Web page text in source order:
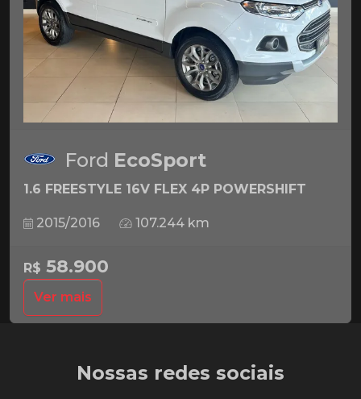
Ford EcoSport
1.6 FREESTYLE 16V FLEX 4P POWERSHIFT
2015/2016 107.244 km
R$ 58.900
Ver mais
Nossas redes sociais